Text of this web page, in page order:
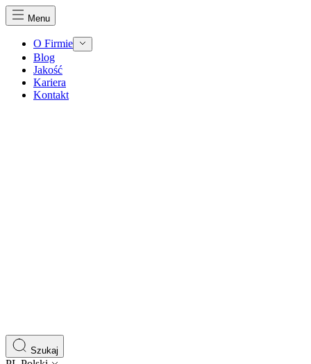
Menu
O Firmie
Blog
Jakość
Kariera
Kontakt
Szukaj